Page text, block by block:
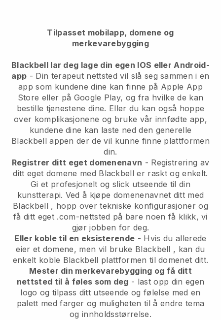
Tilpasset mobilapp, domene og
merkevarebygging
Blackbell lar deg lage din egen IOS eller Android-
app - Din terapeut nettsted vil slå seg sammen i en
app som kundene dine kan finne på Apple App
Store eller på Google Play, og fra hvilke de kan
bestille tjenestene dine. Eller du kan også hoppe
over komplikasjonene og bruke vår innfødte app,
kundene dine kan laste ned den generelle
Blackbell appen der de vil kunne finne plattformen
din.
Registrer ditt eget domenenavn - Registrering av
ditt eget domene med Blackbell er raskt og enkelt.
Gi et profesjonelt og slick utseende til din
kunstterapi. Ved å kjøpe domenenavnet ditt med
Blackbell , hopp over tekniske konfigurasjoner og
få ditt eget .com-nettsted på bare noen få klikk, vi
gjør jobben for deg.
Eller koble til en eksisterende - Hvis du allerede
eier et domene, men vil bruke Blackbell , kan du
enkelt koble Blackbell plattformen til domenet ditt.
Mester din merkevarebygging og få ditt
nettsted til å føles som deg - last opp din egen
logo og tilpass ditt utseende og følelse med en
palett med farger og muligheten til å endre tema
og innholdsstørrelse.